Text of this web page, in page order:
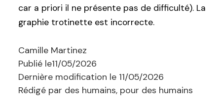
car a priori il ne présente pas de difficulté). La
graphie trotinette est incorrecte.
Camille Martinez
Publié le11/05/2026
Dernière modification le 11/05/2026
Rédigé par des humains, pour des humains